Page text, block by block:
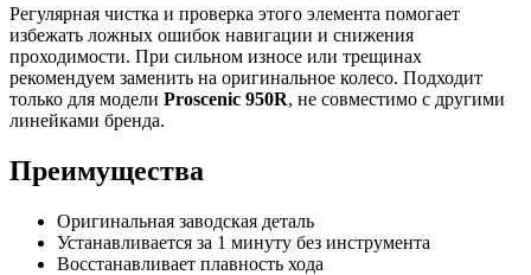
Регулярная чистка и проверка этого элемента помогает
избежать ложных ошибок навигации и снижения
проходимости. При сильном износе или трещинах
рекомендуем заменить на оригинальное колесо. Подходит
только для модели Proscenic 950R, не совместимо с другими
линейками бренда.
Преимущества
Оригинальная заводская деталь
Устанавливается за 1 минуту без инструмента
Восстанавливает плавность хода